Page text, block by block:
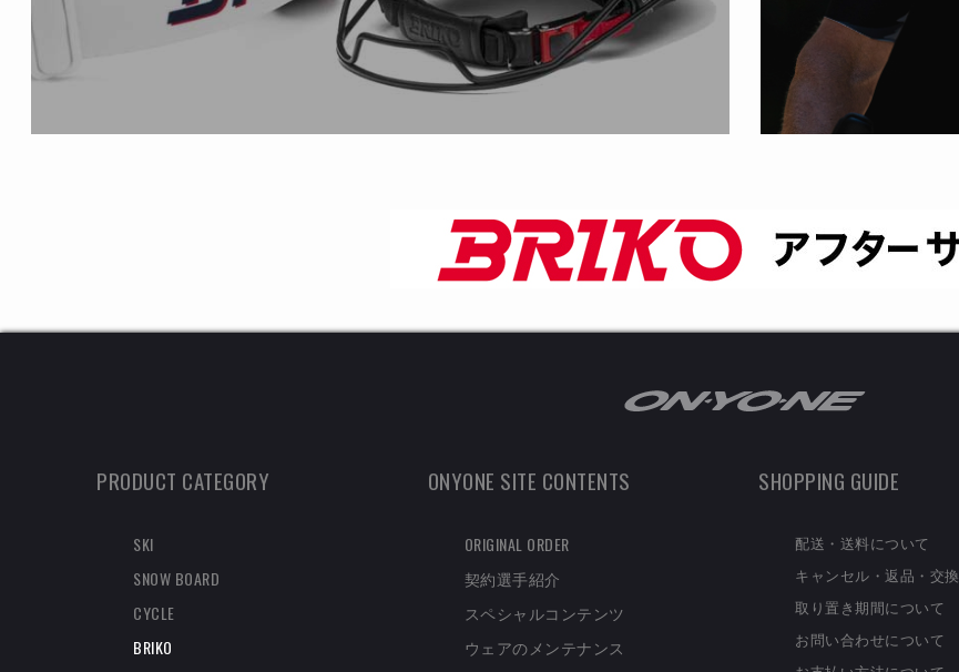
PRODUCT CATEGORY
SKI
SNOW BOARD
CYCLE
BRIKO
ONYONE SITE CONTENTS
ORIGINAL ORDER
契約選手紹介
スペシャルコンテンツ
ウェアのメンテナンス
SHOPPING GUIDE
配送・送料について
キャンセル・返品・交換
取り置き期間について
お問い合わせについて